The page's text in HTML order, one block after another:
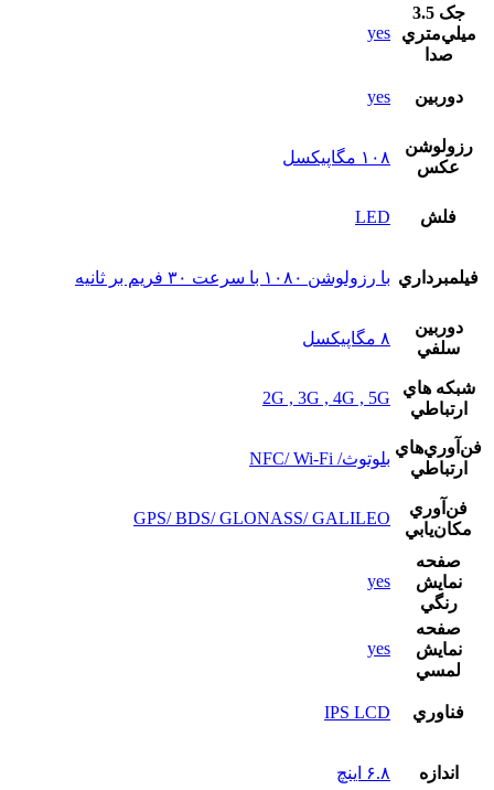
جک 3.5
ميلي‌متري
صدا
yes
دوربين yes
رزولوشن
عکس
۱۰۸ مگاپیکسل
فلش LED
فيلمبرداري با رزولوشن ۱۰۸۰ با سرعت ۳۰ فریم بر ثانیه
دوربين
سلفي
۸ مگاپیکسل
شبکه هاي
ارتباطي
2G , 3G , 4G , 5G
فن‌آوري‌هاي
ارتباطي
بلوتوث/ NFC/ Wi-Fi
فن‌آوري
مکان‌يابي
GPS/ BDS/ GLONASS/ GALILEO
صفحه
نمايش
رنگي
yes
صفحه
نمايش
لمسي
yes
فناوري IPS LCD
اندازه ۶.۸ اینچ